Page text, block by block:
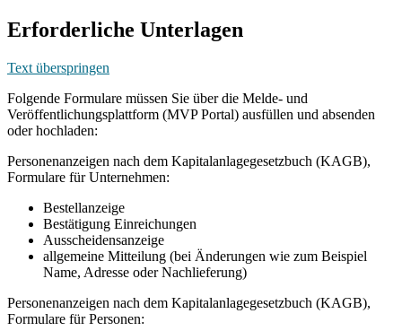
Erforderliche Unterlagen
Text überspringen
Folgende Formulare müssen Sie über die Melde- und
Veröffentlichungsplattform (MVP Portal) ausfüllen und absenden
oder hochladen:
Personenanzeigen nach dem Kapitalanlagegesetzbuch (KAGB),
Formulare für Unternehmen:
Bestellanzeige
Bestätigung Einreichungen
Ausscheidensanzeige
allgemeine Mitteilung (bei Änderungen wie zum Beispiel
Name, Adresse oder Nachlieferung)
Personenanzeigen nach dem Kapitalanlagegesetzbuch (KAGB),
Formulare für Personen: